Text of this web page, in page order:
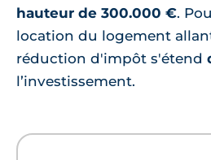
hauteur de 300.000 €.
location du logement
réduction d'impôt s'étend
l’investissement.